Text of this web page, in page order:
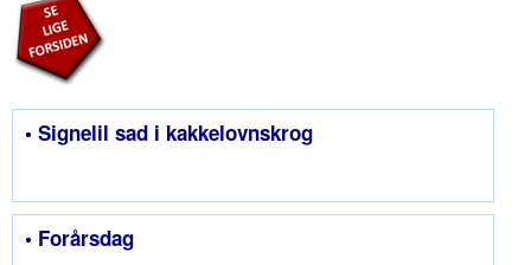
• Signelil sad i kakkelovnskrog
• Forårsdag